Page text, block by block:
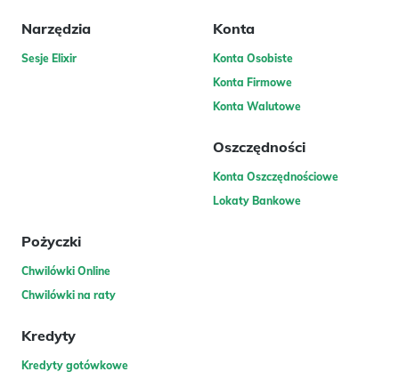
Narzędzia
Sesje Elixir
Konta
Konta Osobiste
Konta Firmowe
Konta Walutowe
Oszczędności
Konta Oszczędnościowe
Lokaty Bankowe
Pożyczki
Chwilówki Online
Chwilówki na raty
Kredyty
Kredyty gotówkowe